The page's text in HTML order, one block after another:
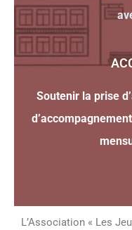
Soutenir la prise
L’Association « Les